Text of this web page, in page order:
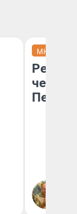
МНЕНИЕ
чему